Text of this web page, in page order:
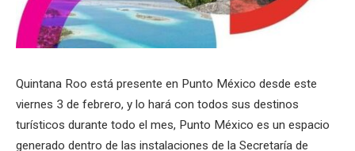
Quintana Roo está presente en Punto México desde este
viernes 3 de febrero, y lo hará con todos sus destinos
turísticos durante todo el mes, Punto México es un espacio
generado dentro de las instalaciones de la Secretaría de